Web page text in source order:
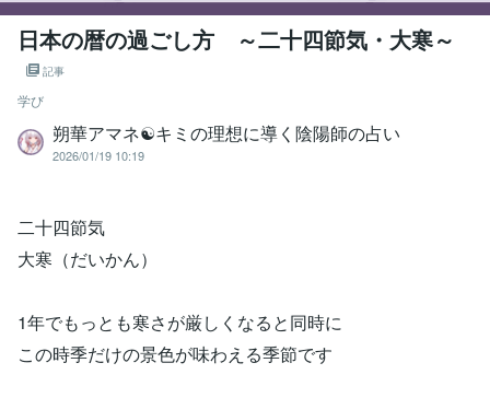
日本の暦の過ごし方 ～二十四節気・大寒～
記事
学び
朔華アマネ☯キミの理想に導く陰陽師の占い
2026/01/19 10:19
二十四節気
大寒（だいかん）
1年でもっとも寒さが厳しくなると同時に
この時季だけの景色が味わえる季節です